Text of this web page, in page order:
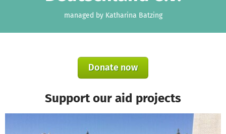
managed by Katharina Batzing
Donate now
Support our aid projects